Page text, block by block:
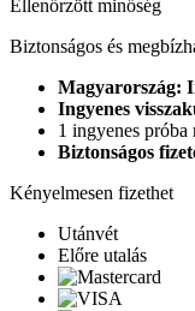
Ellenőrzött minőség
Biztonságos és
Magyarország:
Ingyenes
1 ingyenes próba
Biztonságos
Kényelmesen fizethet
Utánvét
Előre utalás